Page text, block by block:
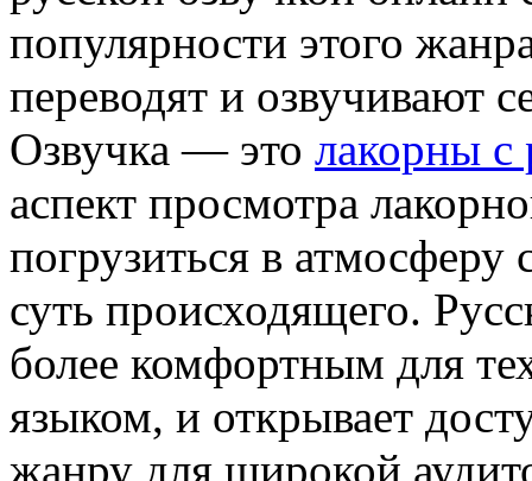
популярности этого
переводят и озвучивают
Озвучка — это лакорны с
аспект просмотра
погрузиться в
суть происходящего.
более комфортным для
языком, и открывает
жанру для широкой